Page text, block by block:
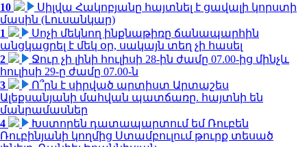
10
Սիլվա Հակոբյանը հայտնել է ցավալի կորստի
մասին (Լուսանկար)
1
Սոչի մեկնող ինքնաթիռը ճանապարհին
անցկացրել է մեկ օր, սակայն տեղ չի հասել
2
Ջուր չի լինի հուլիսի 28-ին ժամը 07.00-ից մինչև
հուլիսի 29-ը ժամը 07.00-ն
3
Ո՞րն է սիրված արտիստ Արտաշես
Ալեքսանյանի մահվան պատճառը. հայտնի են
մանրամասներ
4
Խստորեն դատապարտում եմ Ռուբեն
Ռուբինյանի կողմից Ստամբուլում թուրք տեսած